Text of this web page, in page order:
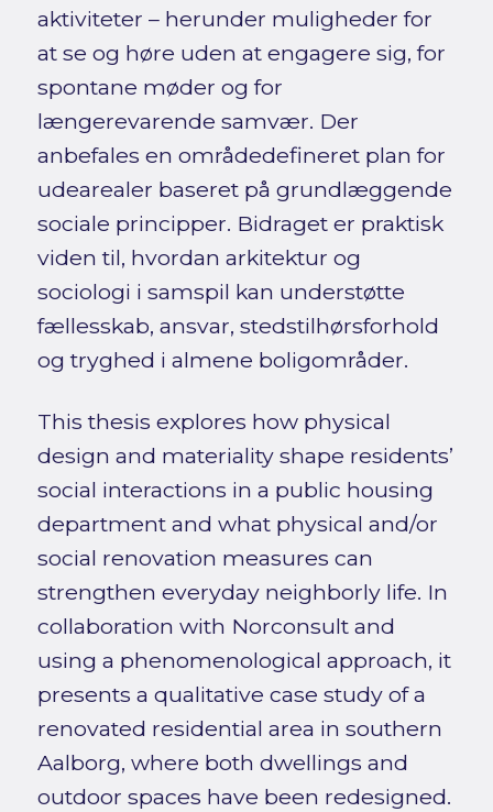
aktiviteter – herunder muligheder for
at se og høre uden at engagere sig, for
spontane møder og for
længerevarende samvær. Der
anbefales en områdedefineret plan for
udearealer baseret på grundlæggende
sociale principper. Bidraget er praktisk
viden til, hvordan arkitektur og
sociologi i samspil kan understøtte
fællesskab, ansvar, stedstilhørsforhold
og tryghed i almene boligområder.
This thesis explores how physical
design and materiality shape residents’
social interactions in a public housing
department and what physical and/or
social renovation measures can
strengthen everyday neighborly life. In
collaboration with Norconsult and
using a phenomenological approach, it
presents a qualitative case study of a
renovated residential area in southern
Aalborg, where both dwellings and
outdoor spaces have been redesigned.